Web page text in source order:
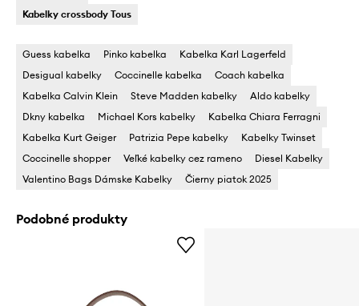
Kabelky crossbody Tous
Guess kabelka Pinko kabelka
Kabelka Karl Lagerfeld
Desigual kabelky
Coccinelle kabelka
Coach kabelka
Kabelka Calvin Klein
Steve Madden kabelky
Aldo kabelky
Dkny kabelka
Michael Kors kabelky
Kabelka Chiara Ferragni
Kabelka Kurt Geiger
Patrizia Pepe kabelky
Kabelky Twinset
Coccinelle shopper
Veľké kabelky cez rameno
Diesel Kabelky
Valentino Bags Dámske Kabelky
Čierny piatok 2025
Podobné produkty